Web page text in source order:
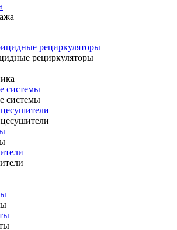
рециркуляторы
рециркуляторы
системы
системы